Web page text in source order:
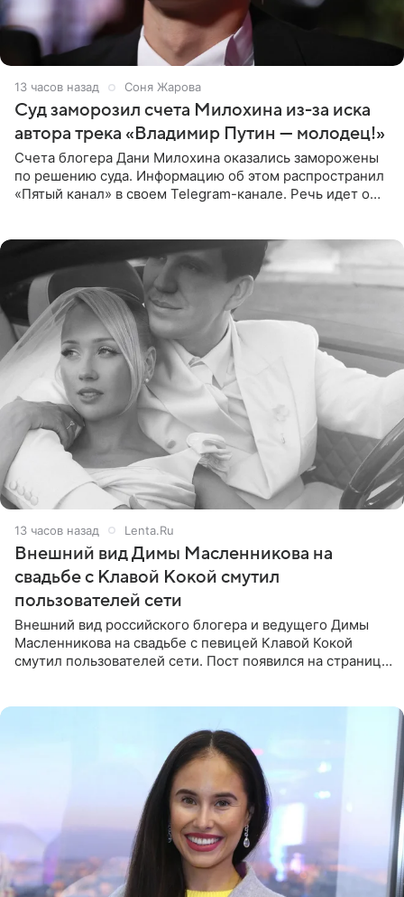
13 часов назад Соня Жарова
Суд заморозил счета Милохина из-за иска
автора трека «Владимир Путин — молодец!»
Счета блогера Дани Милохина оказались заморожены
по решению суда. Информацию об этом распространил
«Пятый канал» в своем Telegram-канале. Речь идет о
13 часов назад Lenta.Ru
Внешний вид Димы Масленникова на
свадьбе с Клавой Кокой смутил
пользователей сети
Внешний вид российского блогера и ведущего Димы
Масленникова на свадьбе с певицей Клавой Кокой
смутил пользователей сети. Пост появился на странице